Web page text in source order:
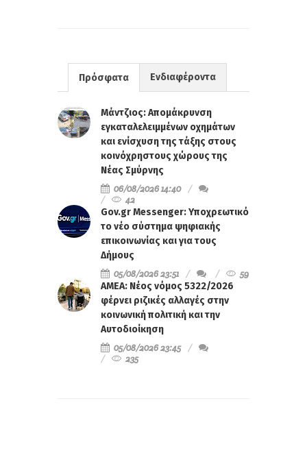
Πρόσφατα Ενδιαφέροντα
Μάντζιος: Απομάκρυνση
εγκαταλελειμμένων οχημάτων
και ενίσχυση της τάξης στους
κοινόχρηστους χώρους της
Νέας Σμύρνης
06/08/2026 14:40
42
Gov.gr Messenger: Υποχρεωτικό
το νέο σύστημα ψηφιακής
επικοινωνίας και για τους
Δήμους
05/08/2026 23:51
59
ΑΜΕΑ: Νέος νόμος 5322/2026
φέρνει ριζικές αλλαγές στην
κοινωνική πολιτική και την
Αυτοδιοίκηση
05/08/2026 23:45
235